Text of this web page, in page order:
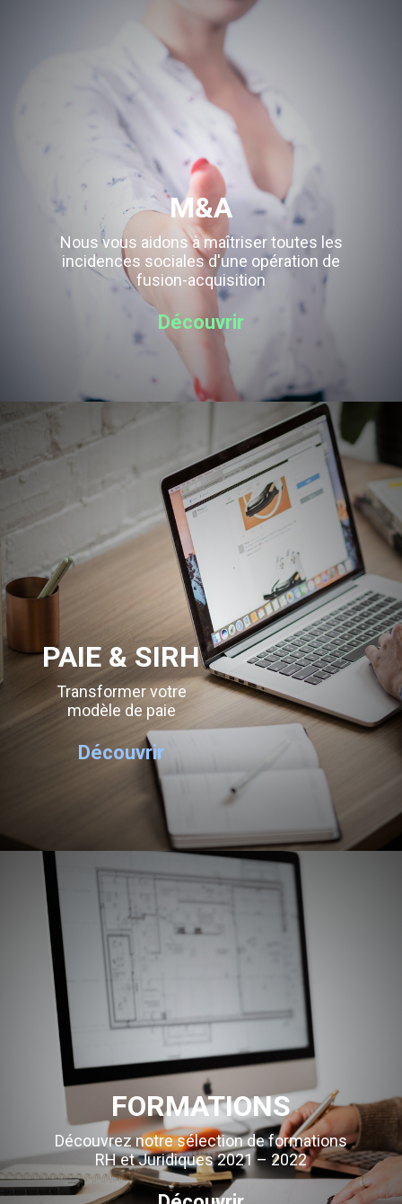
M&A
Nous vous aidons à maîtriser toutes les
incidences sociales d'une opération de
fusion-acquisition
Découvrir
PAIE & SIRH
Transformer votre
modèle de paie
Découvrir
FORMATIONS
Découvrez notre sélection de formations
RH et Juridiques 2021 – 2022